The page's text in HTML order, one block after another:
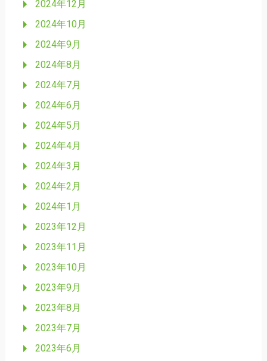
2024年12月
2024年10月
2024年9月
2024年8月
2024年7月
2024年6月
2024年5月
2024年4月
2024年3月
2024年2月
2024年1月
2023年12月
2023年11月
2023年10月
2023年9月
2023年8月
2023年7月
2023年6月